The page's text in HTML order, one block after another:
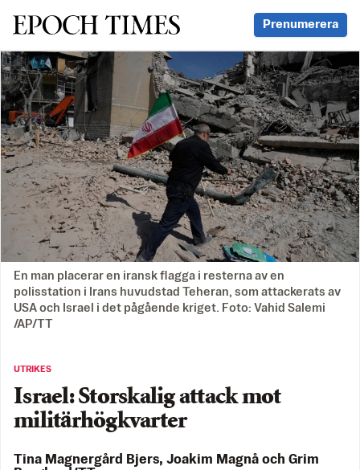
Svenska Epoch Times Prenumerera
En man placerar en iransk flagga i resterna av en
polisstation i Irans huvudstad Teheran, som attackerats av
USA och Israel i det pågående kriget. Foto: Vahid Salemi
/AP/TT
UTRIKES
Israel: Storskalig attack mot
militärhögkvarter
Tina Magnergård Bjers, Joakim Magnå och Grim